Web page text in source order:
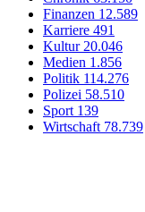
Finanzen 12.589
Karriere 491
Kultur 20.046
Medien 1.856
Politik 114.276
Polizei 58.510
Sport 139
Wirtschaft 78.739